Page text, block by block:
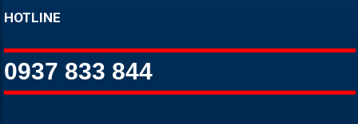
HOTLINE
0937 833 844